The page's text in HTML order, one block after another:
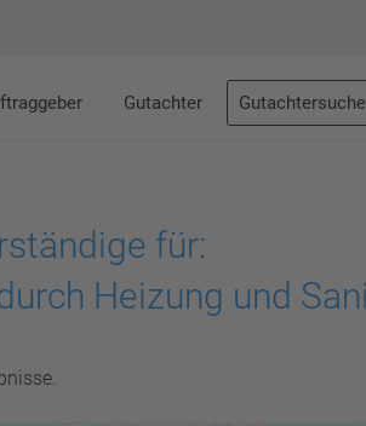
Gutachter Gutachtersuche
für:
Heizung und